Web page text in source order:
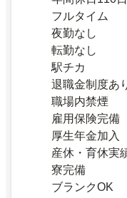
フルタイム
夜勤なし
転勤なし
駅チカ
退職金制度あ
職場内禁煙
雇用保険完備
厚生年金加入
産休・育休実
寮完備
ブランクOK